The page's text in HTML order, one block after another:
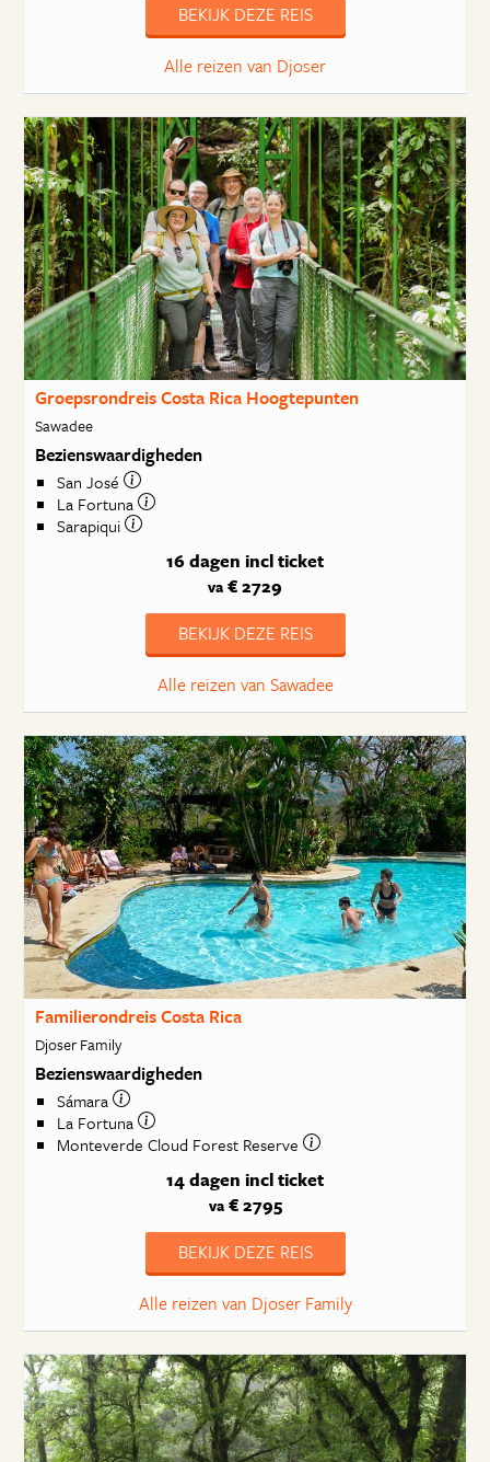
BEKIJK DEZE REIS
Alle reizen van Djoser
Groepsrondreis Costa Rica Hoogtepunten
Sawadee
Bezienswaardigheden
San José
La Fortuna
Sarapiqui
16 dagen incl ticket
va € 2729
BEKIJK DEZE REIS
Alle reizen van Sawadee
Familierondreis Costa Rica
Djoser Family
Bezienswaardigheden
Sámara
La Fortuna
Monteverde Cloud Forest Reserve
14 dagen incl ticket
va€ 2795
BEKIJK DEZE REIS
Alle reizen van Djoser Family